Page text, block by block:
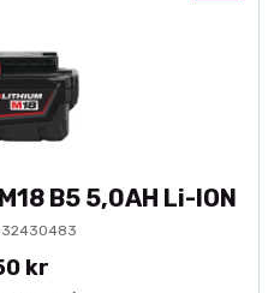
B5 5,0AH Li-ION
kr